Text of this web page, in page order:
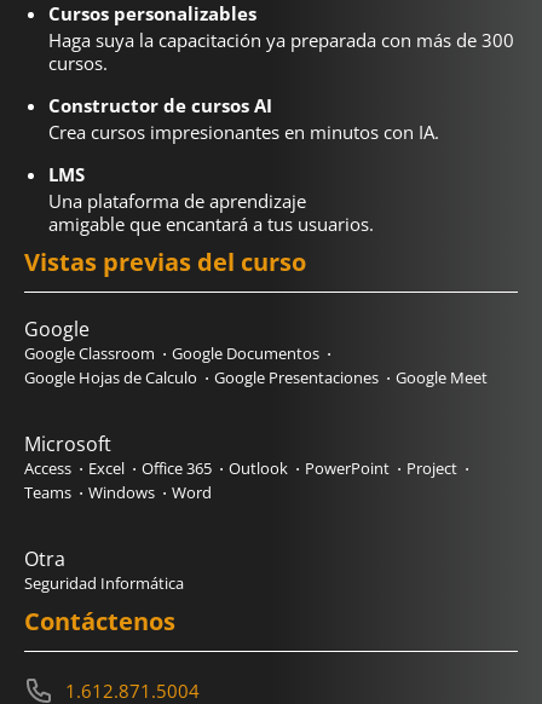
Cursos personalizables
Haga suya la capacitación ya preparada con más de 300
cursos.
Constructor de cursos AI
Crea cursos impresionantes en minutos con IA.
LMS
Una plataforma de aprendizaje
amigable que encantará a tus usuarios.
Vistas previas del curso
Google
Google Classroom
Google Documentos
Google Hojas de Calculo
Google Presentaciones Google Meet
Microsoft
Access Excel Office 365 Outlook PowerPoint
Project
Teams
Windows Word
Otra
Seguridad Informática
Contáctenos
1.612.871.5004